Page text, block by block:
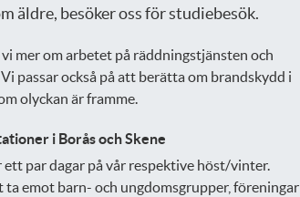
äldre, besöker oss för studiebesök.
mer om arbetet på räddningstjänsten och
passar också på att berätta om brandskydd i
olyckan är framme.
i Borås och Skene
par dagar på vår respektive höst/vinter.
emot barn- och ungdomsgrupper, föreningar